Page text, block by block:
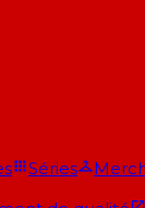
Séries